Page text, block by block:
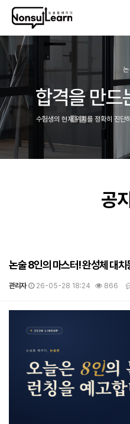
합격을 만드
수험생의 현재 위치를 정확히 진단
공
논술 8인의 마스터! 완성체 대치
관리자 26-05-28 18:24 866